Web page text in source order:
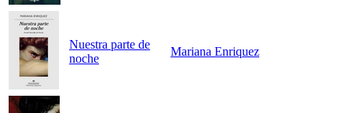
Nuestra parte de
noche
Mariana Enriquez